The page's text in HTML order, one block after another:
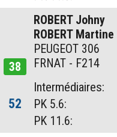
38
ROBERT Johny
ROBERT Martine
PEUGEOT 306
FRNAT - F214
52
Intermédiaires:
PK 5.6:
PK 11.6: